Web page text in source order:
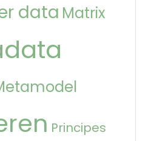
data Matrix
Principes